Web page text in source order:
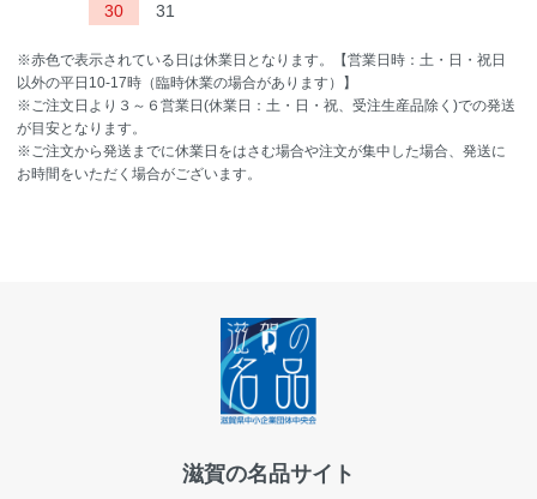
30
31
※赤色で表示されている日は休業日となります。【営業日時：土・日・祝日
以外の平日10-17時（臨時休業の場合があります）】
※ご注文日より３～６営業日(休業日：土・日・祝、受注生産品除く)での発送
が目安となります。
※ご注文から発送までに休業日をはさむ場合や注文が集中した場合、発送に
お時間をいただく場合がございます。
滋賀の名品サイト